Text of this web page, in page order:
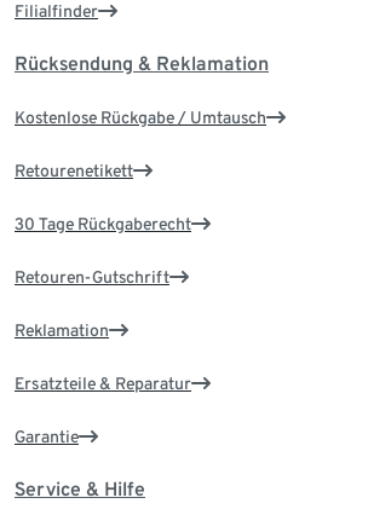
Filialfinder
Rücksendung & Reklamation
Kostenlose Rückgabe / Umtausch
Retourenetikett
30 Tage Rückgaberecht
Retouren-Gutschrift
Reklamation
Ersatzteile & Reparatur
Garantie
Service & Hilfe